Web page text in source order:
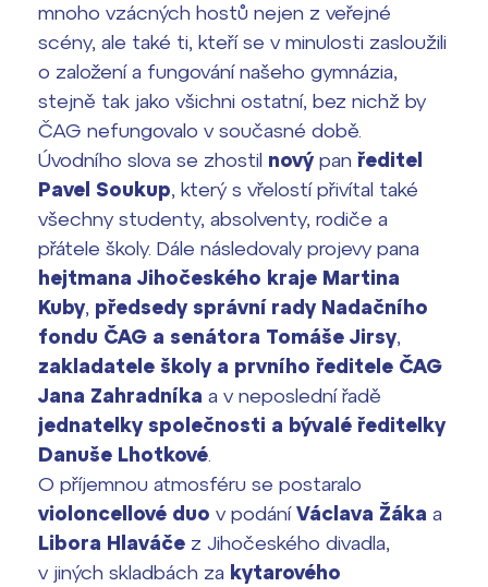
Pomoc! Mám problém!
Harmonogram školního roku
Termíny maturit
mnoho vzácných hostů nejen z veřejné
scény, ale také ti, kteří se v minulosti zasloužili
o založení a fungování našeho gymnázia,
stejně tak jako všichni ostatní, bez nichž by
ČAG nefungovalo v současné době.
Úvodního slova se zhostil nový pan ředitel
Pavel Soukup, který s vřelostí přivítal také
všechny studenty, absolventy, rodiče a
přátele školy. Dále následovaly projevy pana
hejtmana Jihočeského kraje Martina
Kuby, předsedy správní rady Nadačního
fondu ČAG a senátora Tomáše Jirsy,
zakladatele školy a prvního ředitele ČAG
Jana Zahradníka a v neposlední řadě
jednatelky společnosti a bývalé ředitelky
Danuše Lhotkové
O příjemnou atmosféru se postaralo
violoncellové duo v podáníVáclava Žáka a
Libora Hlaváče z Jihočeského divadla,
v jiných skladbách za kytarového